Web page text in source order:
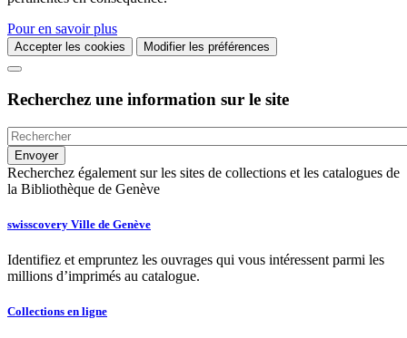
Pour en savoir plus
Accepter les cookies Modifier les préférences
Recherchez une information sur le site
Recherchez également sur les sites de collections et les catalogues de
la Bibliothèque de Genève
swisscovery Ville de Genève
Identifiez et empruntez les ouvrages qui vous intéressent parmi les
millions d’imprimés au catalogue.
Collections en ligne